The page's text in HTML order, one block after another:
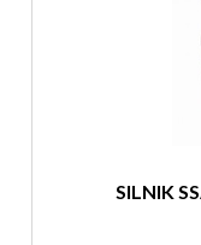
SILNIK